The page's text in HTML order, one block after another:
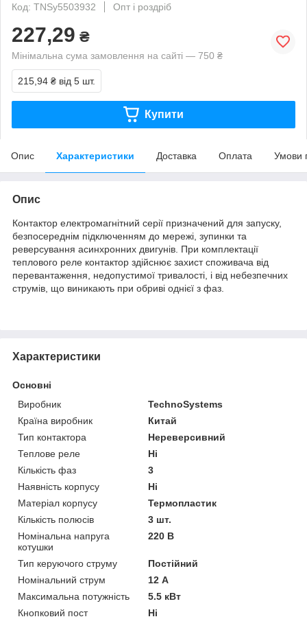
Код: TNSy5503932
Опт і роздріб
227,29 ₴
Мінімальна сума замовлення на сайті — 750 ₴
215,94 ₴ від 5 шт.
Купити
Опис Характеристики Доставка Оплата Умови
Опис
Контактор електромагнітний серії призначений для запуску,
безпосереднім підключенням до мережі, зупинки та
реверсування асинхронних двигунів. При комплектації
теплового реле контактор здійснює захист споживача від
перевантаження, недопустимої тривалості, і від небезпечних
струмів, що виникають при обриві однієї з фаз.
Характеристики
Основні
Виробник
TechnoSystems
Країна виробник
Китай
Тип контактора
Нереверсивний
Теплове реле
Ні
Кількість фаз
3
Наявність корпусу
Ні
Матеріал корпусу
Термопластик
Кількість полюсів
3 шт.
Номінальна напруга
котушки
220 В
Тип керуючого струму
Постійний
Номінальний струм
12 А
Максимальна потужність
5.5 кВт
Кнопковий пост
Ні